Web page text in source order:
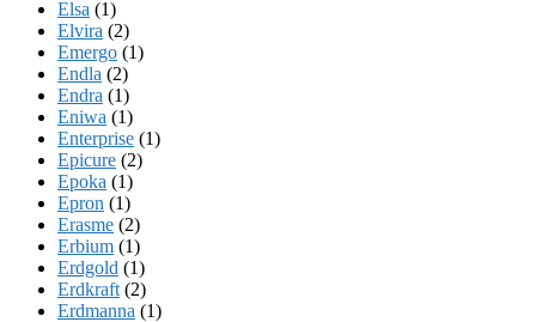
Elsa (1)
Elvira (2)
Emergo (1)
Endla (2)
Endra (1)
Eniwa (1)
Enterprise (1)
Epicure (2)
Epoka (1)
Epron (1)
Erasme (2)
Erbium (1)
Erdgold (1)
Erdkraft (2)
Erdmanna (1)